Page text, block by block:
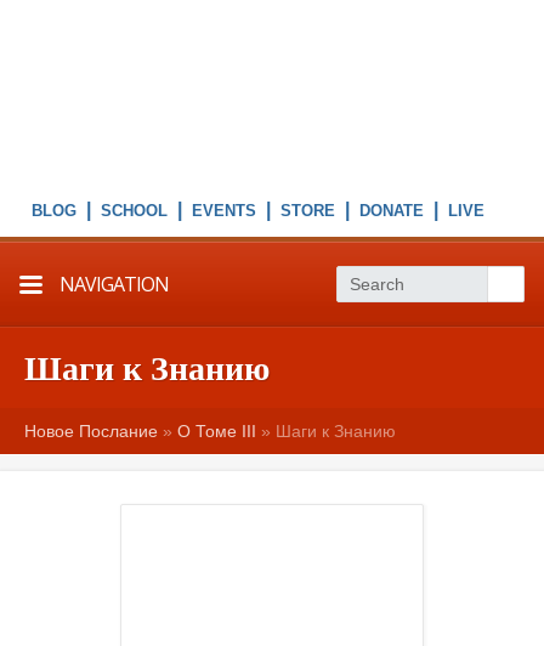
NAVIGATION
Шаги к Знанию
Новое Послание » О Томе III » Шаги к Знанию